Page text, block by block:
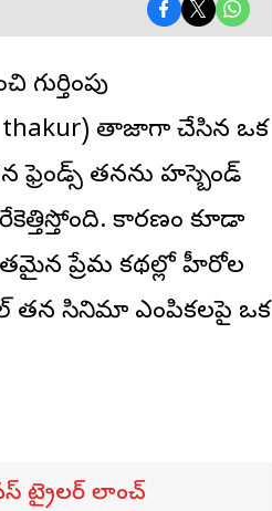
గుర్తింపు
thakur) తాజాగా చేసిన ఒక
త‌న‌ను హ‌స్బెండ్
కారణం కూడా
ప్రేమ కథల్లో హీరోల
తన సినిమా ఎంపికలపై ఒక
ట్రైలర్ లాంచ్